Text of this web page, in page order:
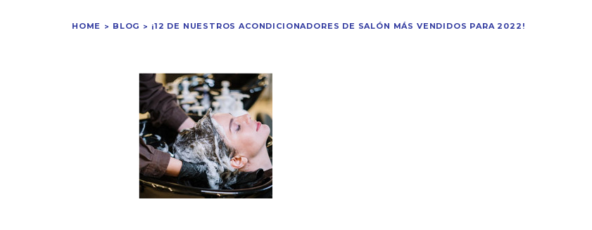
HOME BLOG ¡12 DE NUESTROS ACONDICIONADORES DE SALÓN MÁS VENDIDOS PARA 2022!